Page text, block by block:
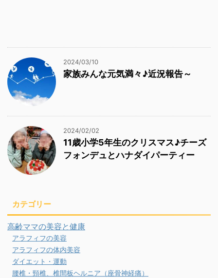
2024/03/10
家族みんな元気満々♪近況報告～
2024/02/02
11歳小学5年生のクリスマス♪チーズ
フォンデュとハナダイパーティー
カテゴリー
高齢ママの美容と健康
アラフィフの美容
アラフィフの体内美容
ダイエット・運動
腰椎・頸椎、椎間板ヘルニア（座骨神経痛）